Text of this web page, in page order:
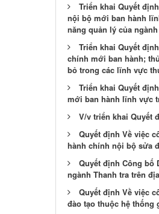
Triển khai Quyết
nội bộ mới ban hành
năng quản lý của
Triển khai Quyết
chính mới ban hành;
bỏ trong các lĩnh vực
Triển khai Quyết
mới ban hành lĩnh vực
V/v triển khai Quyết
Quyết định Về việc
hành chính nội bộ sửa
Quyết định Công bố
ngành Thanh tra trên
Quyết định Về việc
đào tạo thuộc hệ thống